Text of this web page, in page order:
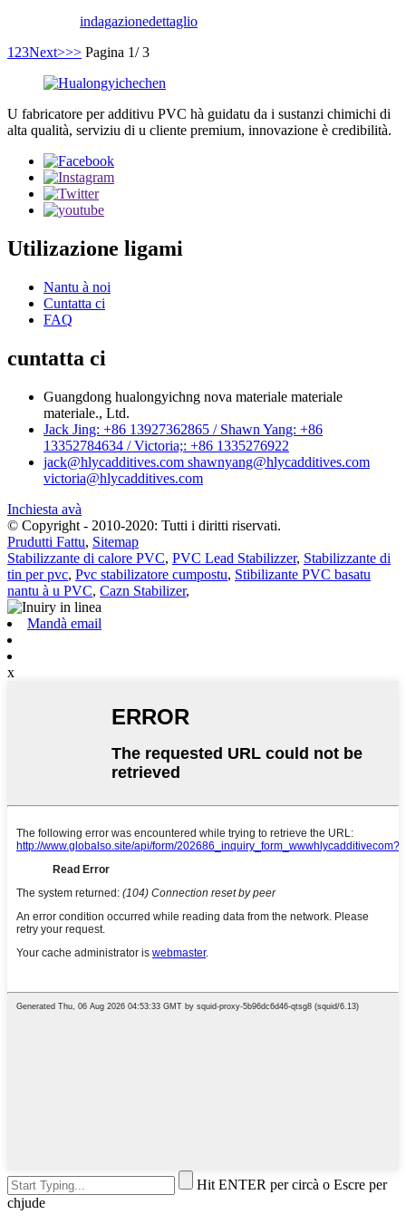
indagazionedettaglio
1 23Next>>> Pagina 1/ 3
U fabricatore per additivu PVC hà guidatu da i sustanzi chimichi di
alta qualità, serviziu di u cliente premium, innovazione è credibilità.
Utilizazione ligami
Nantu à noi
Cuntatta ci
FAQ
cuntatta ci
Guangdong hualongyichng nova materiale materiale
materiale., Ltd.
Jack Jing: +86 13927362865 / Shawn Yang: +86
13352784634 / Victoria;: +86 1335276922
jack@hlycadditives.com shawnyang@hlycadditives.com
victoria@hlycadditives.com
Inchiesta avà
© Copyright - 2010-2020: Tutti i diritti riservati.
Prudutti Fattu, Sitemap
Stabilizzante di calore PVC, PVC Lead Stabilizzer, Stabilizzante di
tin per pvc, Pvc stabilizatore cumpostu, Stibilizante PVC basatu
nantu à u PVC, Cazn Stabilizer,
Mandà email
x
Hit ENTER per circà o Escre per
chjude